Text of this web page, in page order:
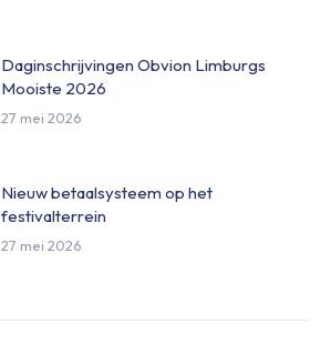
Daginschrijvingen Obvion Limburgs
Mooiste 2026
27 mei 2026
Nieuw betaalsysteem op het
festivalterrein
27 mei 2026